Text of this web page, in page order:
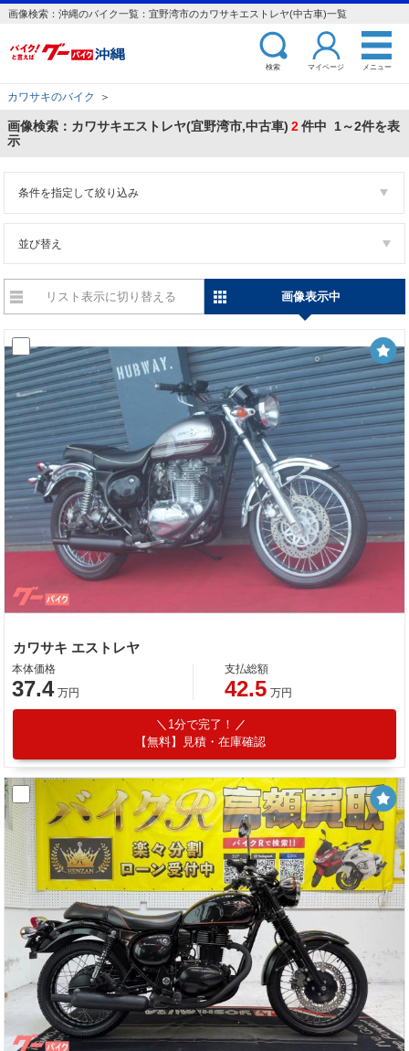
画像検索：沖縄のバイク一覧：宜野湾市のカワサキエストレヤ(中古車)一覧
検索 マイページ メニュー
カワサキのバイク ＞
画像検索：カワサキエストレヤ(宜野湾市,中古車) 2件中 1～2件を表
示
条件を指定して絞り込み
並び替え
リスト表示に切り替える 画像表示中
カワサキ エストレヤ
本体価格
37.4 万円
支払総額
42.5 万円
1分で完了！
【無料】見積・在庫確認